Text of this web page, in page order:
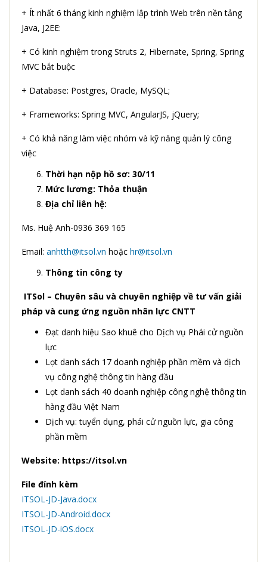
+ Ít nhất 6 tháng kinh nghiệm lập trình Web trên nền tảng
Java, J2EE:
+ Có kinh nghiệm trong Struts 2, Hibernate, Spring, Spring
MVC bắt buộc
+ Database: Postgres, Oracle, MySQL;
+ Frameworks: Spring MVC, AngularJS, jQuery;
+ Có khả năng làm việc nhóm và kỹ năng quản lý công
việc
Thời hạn nộp hồ sơ: 30/11
Mức lương: Thỏa thuận
Địa chỉ liên hệ:
Ms. Huệ Anh-0936 369 165
Email: anhtth@itsol.vn hoặc hr@itsol.vn
Thông tin công ty
ITSol – Chuyên sâu và chuyên nghiệp về tư vấn giải
pháp và cung ứng nguồn nhân lực CNTT
Đạt danh hiệu Sao khuê cho Dịch vụ Phái cử nguồn
lực
Lọt danh sách 17 doanh nghiệp phần mềm và dịch
vụ công nghệ thông tin hàng đầu
Lọt danh sách 40 doanh nghiệp công nghệ thông tin
hàng đầu Việt Nam
Dịch vụ: tuyển dụng, phái cử nguồn lực, gia công
phần mềm
Website: https://itsol.vn
File đính kèm
ITSOL-JD-Java.docx
ITSOL-JD-Android.docx
ITSOL-JD-iOS.docx